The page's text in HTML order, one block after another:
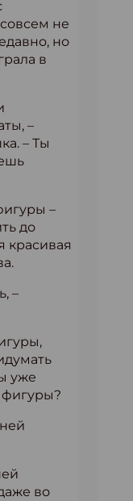
не
но
в
–
– Ты
–
до
красивая
–
уже
фигуры?
во